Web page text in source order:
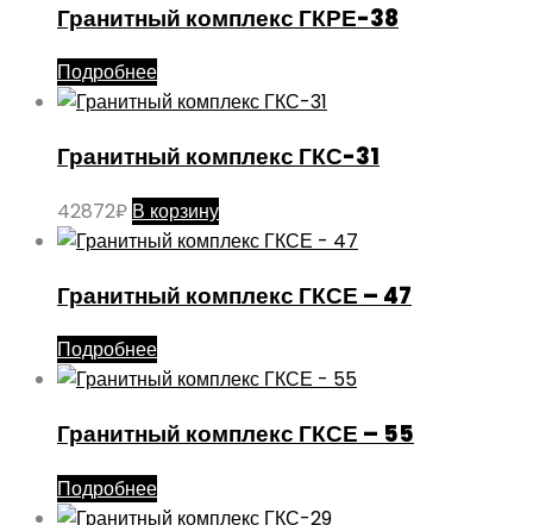
Гранитный комплекс ГКРЕ-38
Подробнее
Гранитный комплекс ГКС-31
42872₽ В корзину
Гранитный комплекс ГКСЕ – 47
Подробнее
Гранитный комплекс ГКСЕ – 55
Подробнее